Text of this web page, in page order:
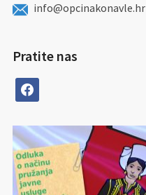
info@opcinakonavle.hr
Pratite nas
facebook